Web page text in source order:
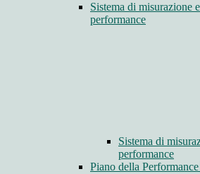
Sistema di misurazione
performance
Sistema di
performance
Piano della Performance